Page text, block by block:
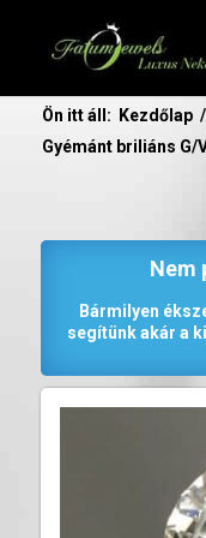
Ön itt áll: Kezdőlap /
Gyémánt briliáns G/
Nem
Bármilyen
segítünk akár a